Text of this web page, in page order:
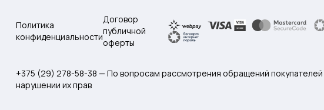
Политика
конфиденциальности
Договор
публичной
оферты
+375 (29) 278-58-38 — По вопросам рассмотрения обращений покупателей
нарушении их прав